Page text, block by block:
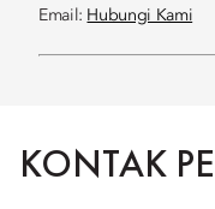
Email: Hubungi Kami
KONTAK